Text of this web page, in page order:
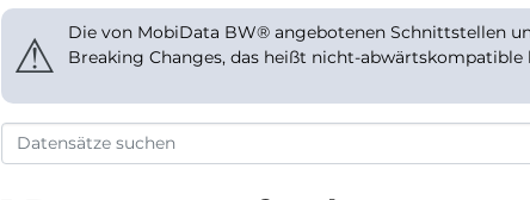
⚠
Die von MobiData BW® angebotenen Schnittstellen
Breaking Changes, das heißt nicht-